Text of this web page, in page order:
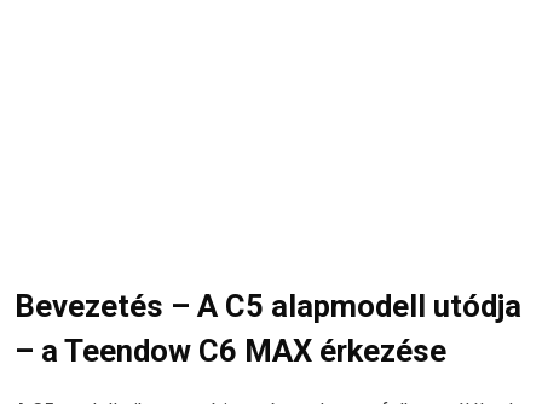
Bevezetés – A C5 alapmodell utódja
– a Teendow C6 MAX érkezése